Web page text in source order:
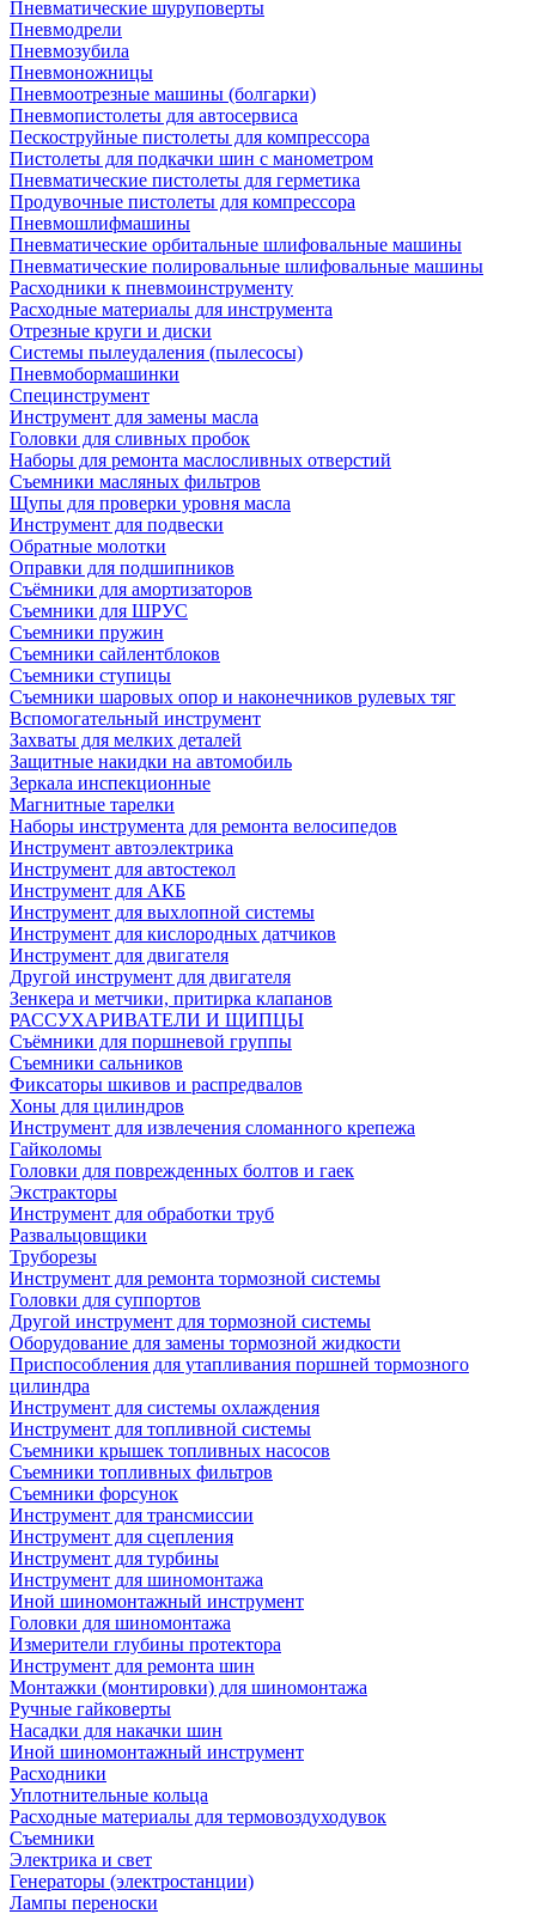
Пневматические шуруповерты
Пневмодрели
Пневмозубила
Пневмоножницы
Пневмоотрезные машины (болгарки)
Пневмопистолеты для автосервиса
Пескоструйные пистолеты для компрессора
Пистолеты для подкачки шин с манометром
Пневматические пистолеты для герметика
Продувочные пистолеты для компрессора
Пневмошлифмашины
Пневматические орбитальные шлифовальные машины
Пневматические полировальные шлифовальные машины
Расходники к пневмоинструменту
Расходные материалы для инструмента
Отрезные круги и диски
Системы пылеудаления (пылесосы)
Пневмобормашинки
Специнструмент
Инструмент для замены масла
Головки для сливных пробок
Наборы для ремонта маслосливных отверстий
Съемники масляных фильтров
Щупы для проверки уровня масла
Инструмент для подвески
Обратные молотки
Оправки для подшипников
Съёмники для амортизаторов
Съемники для ШРУС
Съемники пружин
Съемники сайлентблоков
Съемники ступицы
Съемники шаровых опор и наконечников рулевых тяг
Вспомогательный инструмент
Захваты для мелких деталей
Защитные накидки на автомобиль
Зеркала инспекционные
Магнитные тарелки
Наборы инструмента для ремонта велосипедов
Инструмент автоэлектрика
Инструмент для автостекол
Инструмент для АКБ
Инструмент для выхлопной системы
Инструмент для кислородных датчиков
Инструмент для двигателя
Другой инструмент для двигателя
Зенкера и метчики, притирка клапанов
РАССУХАРИВАТЕЛИ И ЩИПЦЫ
Съёмники для поршневой группы
Съемники сальников
Фиксаторы шкивов и распредвалов
Хоны для цилиндров
Инструмент для извлечения сломанного крепежа
Гайколомы
Головки для поврежденных болтов и гаек
Экстракторы
Инструмент для обработки труб
Развальцовщики
Труборезы
Инструмент для ремонта тормозной системы
Головки для суппортов
Другой инструмент для тормозной системы
Оборудование для замены тормозной жидкости
Приспособления для утапливания поршней тормозного
цилиндра
Инструмент для системы охлаждения
Инструмент для топливной системы
Съемники крышек топливных насосов
Съемники топливных фильтров
Съемники форсунок
Инструмент для трансмиссии
Инструмент для сцепления
Инструмент для турбины
Инструмент для шиномонтажа
Иной шиномонтажный инструмент
Головки для шиномонтажа
Измерители глубины протектора
Инструмент для ремонта шин
Монтажки (монтировки) для шиномонтажа
Ручные гайковерты
Насадки для накачки шин
Иной шиномонтажный инструмент
Расходники
Уплотнительные кольца
Расходные материалы для термовоздуходувок
Съемники
Электрика и свет
Генераторы (электростанции)
Лампы переноски